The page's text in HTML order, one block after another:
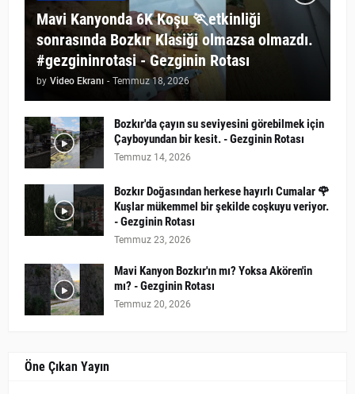
Mavi Kanyonda 6K Koşu 🏃etkinliği
sonrasında Bozkır Klasiği olmazsa olmazdı.
#gezgininrotasi - Gezginin Rotası
by Video Ekranı - Temmuz 18, 2026
Bozkır'da çayın su seviyesini görebilmek için
Çayboyundan bir kesit. - Gezginin Rotası
Temmuz 14, 2026
Bozkır Doğasından herkese hayırlı Cumalar 🌹
Kuşlar mükemmel bir şekilde coşkuyu veriyor.
- Gezginin Rotası
Temmuz 23, 2026
Mavi Kanyon Bozkır'ın mı? Yoksa Akören'in
mı? - Gezginin Rotası
Temmuz 20, 2026
Öne Çıkan Yayın